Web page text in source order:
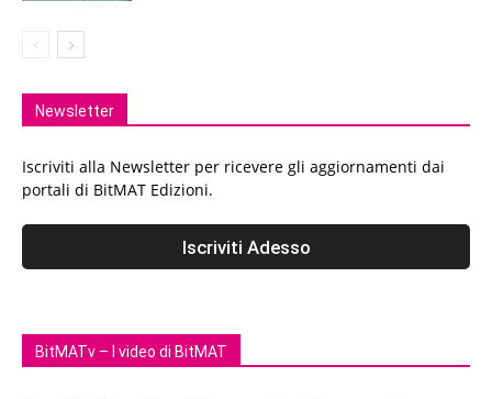
Newsletter
Iscriviti alla Newsletter per ricevere gli aggiornamenti dai
portali di BitMAT Edizioni.
BitMATv – I video di BitMAT